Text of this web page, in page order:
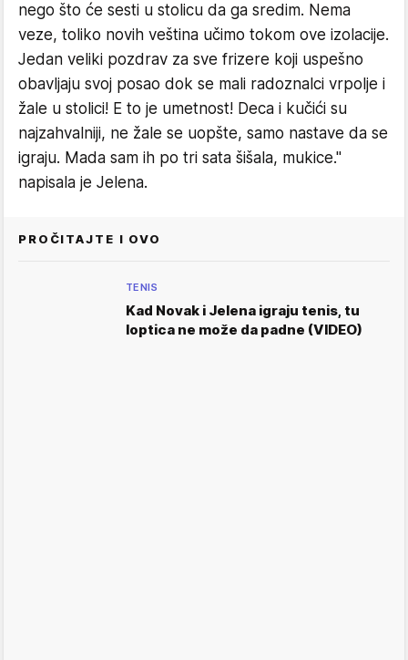
nego što će sesti u stolicu da ga sredim. Nema
veze, toliko novih veština učimo tokom ove izolacije.
Jedan veliki pozdrav za sve frizere koji uspešno
obavljaju svoj posao dok se mali radoznalci vrpolje i
žale u stolici! E to je umetnost! Deca i kučići su
najzahvalniji, ne žale se uopšte, samo nastave da se
igraju. Mada sam ih po tri sata šišala, mukice."
napisala je Jelena.
PROČITAJTE I OVO
TENIS
Kad Novak i Jelena igraju tenis, tu
loptica ne može da padne (VIDEO)